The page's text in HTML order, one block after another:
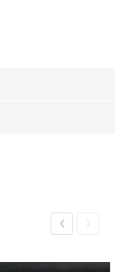
PreviousNext